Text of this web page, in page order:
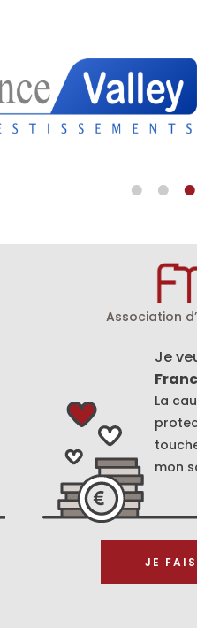
Association
Je
La
mon
JE